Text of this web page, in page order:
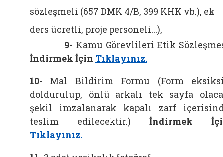
sözleşmeli (657 DMK 4/B, 399 KHK vb.), ek
ders ücretli, proje personeli...),
9- Kamu Görevlileri Etik
İndirmek İçin Tıklayınız.
10- Mal Bildirim Formu (Form
doldurulup, önlü arkalı tek sayfa
şekil imzalanarak kapalı zarf
teslim edilecektir.) İndirmek
Tıklayınız.